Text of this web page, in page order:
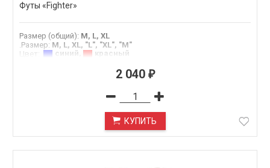
Футы «Fighter»
Размер (общий): M, L, XL
.Размер: M, L, XL, "L", "XL", "М"
Цвет
синий красный
2 040 ₽
КУПИТЬ